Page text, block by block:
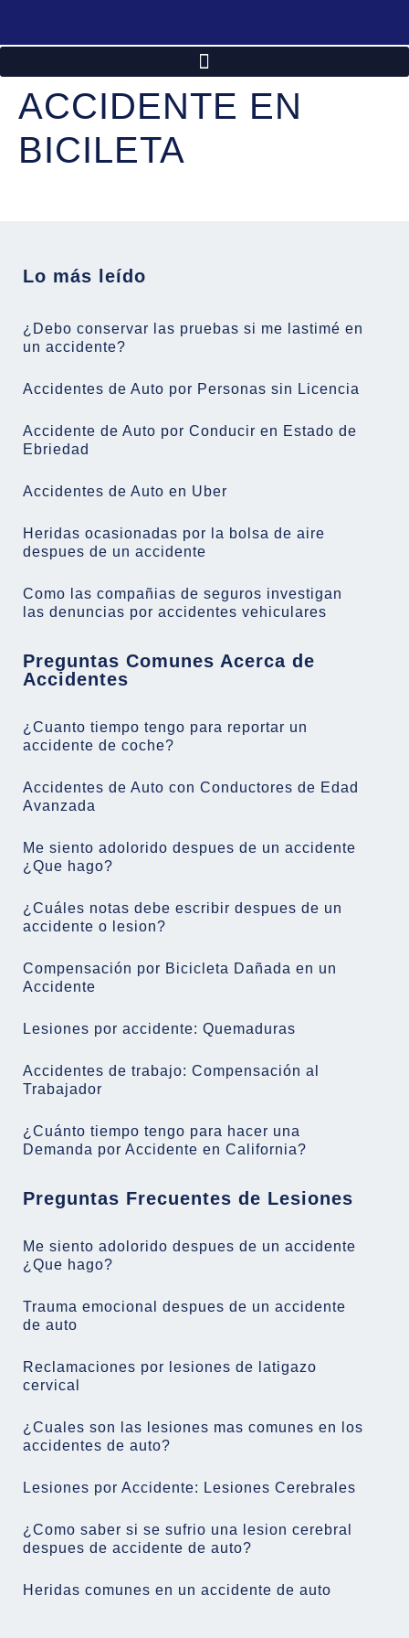
ACCIDENTE EN
BICILETA
Lo más leído
¿Debo conservar las pruebas si me lastimé en
un accidente?
Accidentes de Auto por Personas sin Licencia
Accidente de Auto por Conducir en Estado de
Ebriedad
Accidentes de Auto en Uber
Heridas ocasionadas por la bolsa de aire
despues de un accidente
Como las compañias de seguros investigan
las denuncias por accidentes vehiculares
Preguntas Comunes Acerca de
Accidentes
¿Cuanto tiempo tengo para reportar un
accidente de coche?
Accidentes de Auto con Conductores de Edad
Avanzada
Me siento adolorido despues de un accidente
¿Que hago?
¿Cuáles notas debe escribir despues de un
accidente o lesion?
Compensación por Bicicleta Dañada en un
Accidente
Lesiones por accidente: Quemaduras
Accidentes de trabajo: Compensación al
Trabajador
¿Cuánto tiempo tengo para hacer una
Demanda por Accidente en California?
Preguntas Frecuentes de Lesiones
Me siento adolorido despues de un accidente
¿Que hago?
Trauma emocional despues de un accidente
de auto
Reclamaciones por lesiones de latigazo
cervical
¿Cuales son las lesiones mas comunes en los
accidentes de auto?
Lesiones por Accidente: Lesiones Cerebrales
¿Como saber si se sufrio una lesion cerebral
despues de accidente de auto?
Heridas comunes en un accidente de auto